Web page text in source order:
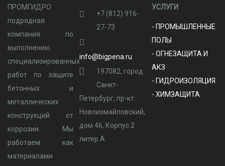
ПРОМГИДРО
подрядная
компания по
выполнению
специализированных
работ по защите
бетонных и
металлических
конструкций от
коррозии. Мы
работаем как
материалами
+7 (812) 916-
27-73
info@bigpena.ru
197082, город
Санкт-
Петербург, пр-кт.
Новоизмайловский,
дом 46, Корпус 2
литер А
УСЛУГИ
- ПРОМЫШЛЕННЫЕ
ПОЛЫ
- ОГНЕЗАЩИТА И
АКЗ
- ГИДРОИЗОЛЯЦИЯ
- ХИМЗАЩИТА